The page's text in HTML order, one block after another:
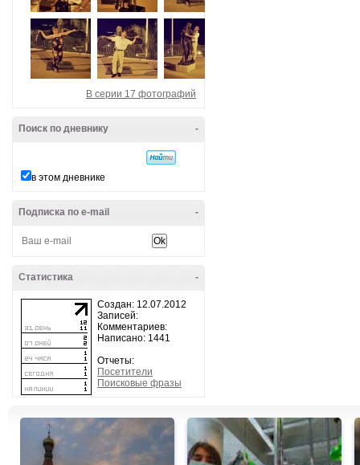
В серии 17 фотографий
-
Поиск по дневнику
в этом дневнике
-
Подписка по e-mail
-
Статистика
Создан: 12.07.2012
Записей:
Комментариев:
Написано: 1441
Отчеты:
Посетители
Поисковые фразы